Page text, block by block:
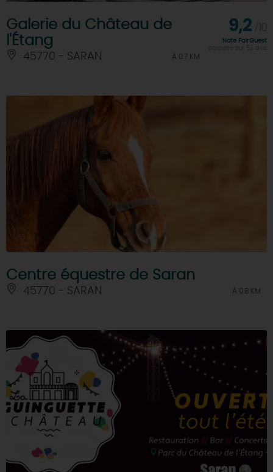
Galerie du Château de
l'Étang
45770 - SARAN À 0.7 KM
9,2
Note FairGuest
calculée sur 53 avis
Centre équestre de Saran
45770 - SARAN À 0.8 KM